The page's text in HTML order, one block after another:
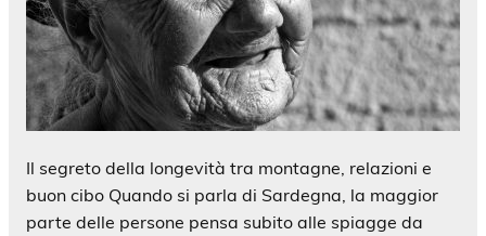
Il segreto della longevità tra montagne, relazioni e
buon cibo Quando si parla di Sardegna, la maggior
parte delle persone pensa subito alle spiagge da